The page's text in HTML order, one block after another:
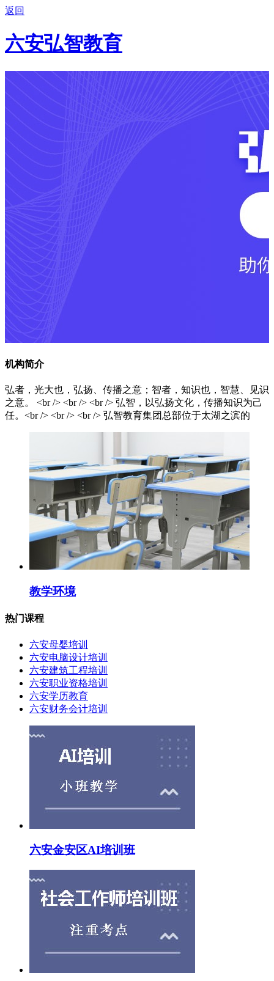
返回
六安弘智教育
机构简介
弘者，光大也，弘扬、传播之意；智者，知识也，智慧、见识
之意。 <br /> <br /> <br /> 弘智，以弘扬文化，传播知识为己
任。<br /> <br /> <br /> 弘智教育集团总部位于太湖之滨的
教学环境
热门课程
六安母婴培训
六安电脑设计培训
六安建筑工程培训
六安职业资格培训
六安学历教育
六安财务会计培训
六安金安区AI培训班